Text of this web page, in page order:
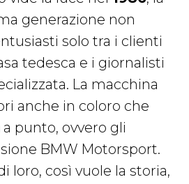
generazione non
solo tra i clienti
tedesca e i giornalisti
La macchina
anche in coloro che
a punto, ovvero gli
BMW Motorsport.
loro, così vuole la storia,